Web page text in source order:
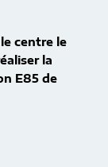
centre le
la
E85 de